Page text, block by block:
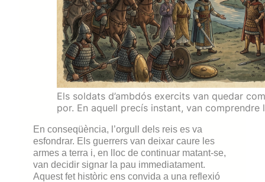
Els soldats d’ambdós exercits van quedar
por. En aquell precís instant, van
En conseqüència, l’orgull dels reis es va
esfondrar. Els guerrers van deixar caure les
armes a terra i, en lloc de continuar matant-se,
van decidir signar la pau immediatament.
Aquest fet històric ens convida a una reflexió